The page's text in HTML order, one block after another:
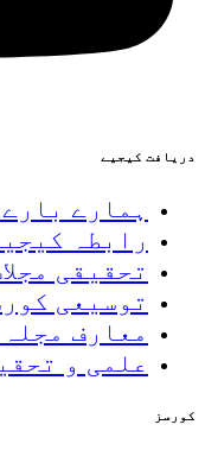
دریافت کیجیے
ہمارے
رابطہ
تحقیقی
توسیعی
معارف
علمی و
کورسز